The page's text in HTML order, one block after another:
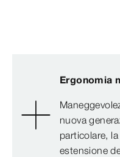
Ergonomia
nuova
particolare,
estensione